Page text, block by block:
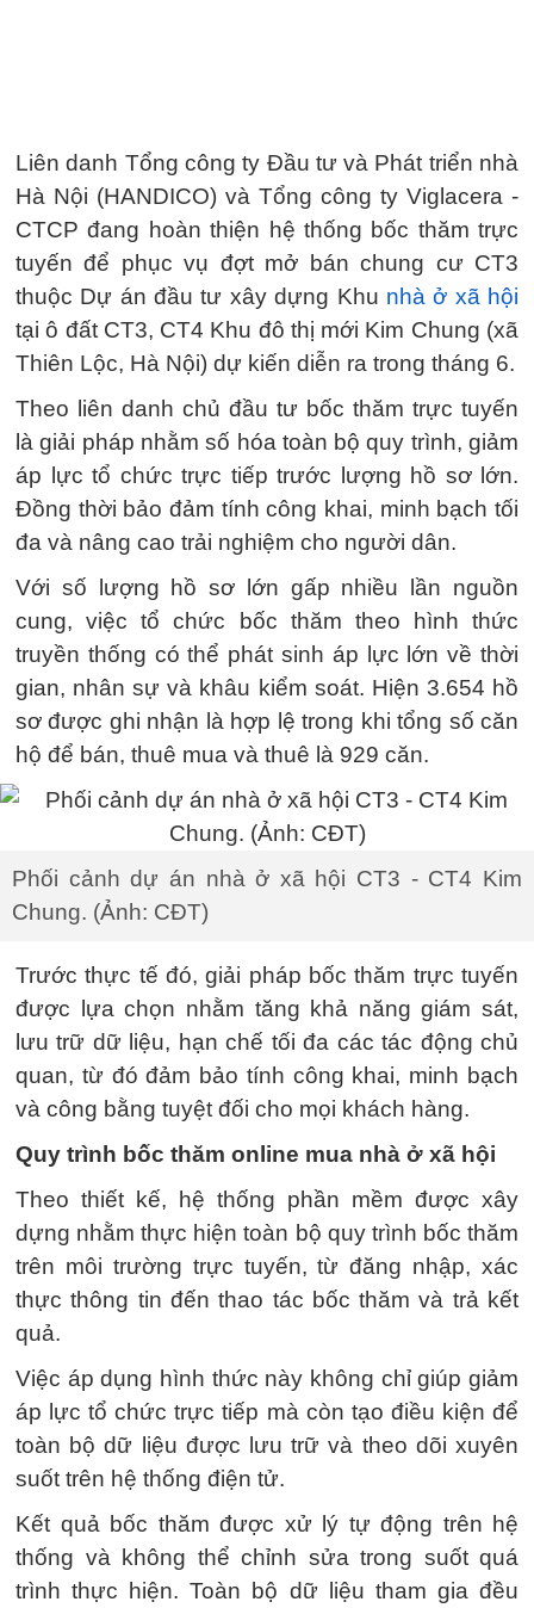
Liên danh Tổng công ty Đầu tư và Phát triển nhà
Hà Nội (HANDICO) và Tổng công ty Viglacera -
CTCP đang hoàn thiện hệ thống bốc thăm trực
tuyến để phục vụ đợt mở bán chung cư CT3
thuộc Dự án đầu tư xây dựng Khu nhà ở xã hội
tại ô đất CT3, CT4 Khu đô thị mới Kim Chung (xã
Thiên Lộc, Hà Nội) dự kiến diễn ra trong tháng 6.
Theo liên danh chủ đầu tư bốc thăm trực tuyến
là giải pháp nhằm số hóa toàn bộ quy trình, giảm
áp lực tổ chức trực tiếp trước lượng hồ sơ lớn.
Đồng thời bảo đảm tính công khai, minh bạch tối
đa và nâng cao trải nghiệm cho người dân.
Với số lượng hồ sơ lớn gấp nhiều lần nguồn
cung, việc tổ chức bốc thăm theo hình thức
truyền thống có thể phát sinh áp lực lớn về thời
gian, nhân sự và khâu kiểm soát. Hiện 3.654 hồ
sơ được ghi nhận là hợp lệ trong khi tổng số căn
hộ để bán, thuê mua và thuê là 929 căn.
Phối cảnh dự án nhà ở xã hội CT3 - CT4 Kim
Chung. (Ảnh: CĐT)
Trước thực tế đó, giải pháp bốc thăm trực tuyến
được lựa chọn nhằm tăng khả năng giám sát,
lưu trữ dữ liệu, hạn chế tối đa các tác động chủ
quan, từ đó đảm bảo tính công khai, minh bạch
và công bằng tuyệt đối cho mọi khách hàng.
Quy trình bốc thăm online mua nhà ở xã hội
Theo thiết kế, hệ thống phần mềm được xây
dựng nhằm thực hiện toàn bộ quy trình bốc thăm
trên môi trường trực tuyến, từ đăng nhập, xác
thực thông tin đến thao tác bốc thăm và trả kết
quả.
Việc áp dụng hình thức này không chỉ giúp giảm
áp lực tổ chức trực tiếp mà còn tạo điều kiện để
toàn bộ dữ liệu được lưu trữ và theo dõi xuyên
suốt trên hệ thống điện tử.
Kết quả bốc thăm được xử lý tự động trên hệ
thống và không thể chỉnh sửa trong suốt quá
trình thực hiện. Toàn bộ dữ liệu tham gia đều